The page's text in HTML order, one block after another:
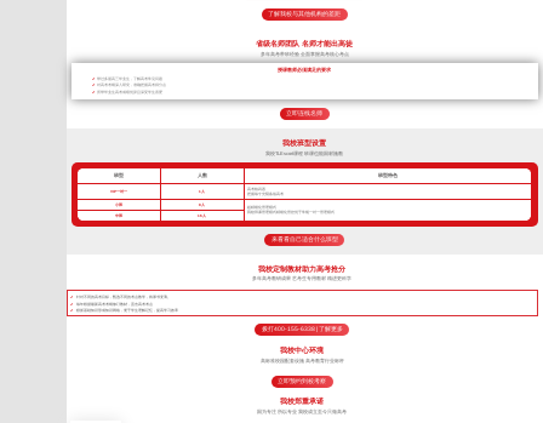
了解我校与其他机构的差距
省级名师团队 名师才能出高徒
多年高考带班经验 全面掌握高考核心考点
授课教师必须满足的要求
带过多届高三毕业生，了解高考常见问题
对高考考纲深入研究，准确把握高考得分点
所带毕业生高考成绩优异且深受学生喜爱
立即连线名师
我校班型设置
我校TLEscort课程 班课也能因材施教
班型 人数 班型特色
VIP一对一 1人
高考核武器
把握每寸光阴备战高考
小班 8人
超精细化管理模式
我校班课管理模式精细化管控优于常规一对一管理模式
中班 16人
来看看自己适合什么班型
我校定制教材助力高考抢分
多年高考教研成果 艺考生专用教材 精进更科学
针对不同的高考目标，甄选不同的考点教学，将厚书变薄。
每年根据最新高考考纲修订教材，直击高考考点
狠抓基础知识形成知识网络，便于学生理解记忆，提高学习效率
拨打400-155-6338 | 了解更多
我校中心环境
高标准校园配套设施 高考教育行业标杆
立即预约到校考察
我校郑重承诺
因为专注 所以专业 我校成立至今只做高考